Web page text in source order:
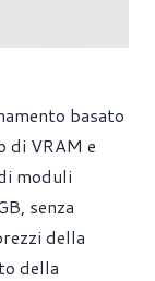
basato
di VRAM e
moduli
senza
della
della